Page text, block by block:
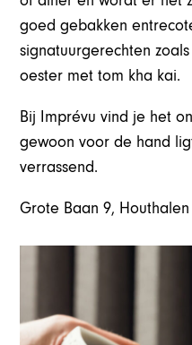
goed gebakken
signatuurgerechten
oester met tom kha kai.
Bij Imprévu vind je het
gewoon voor de hand
verrassend.
Grote Baan 9, Houthalen